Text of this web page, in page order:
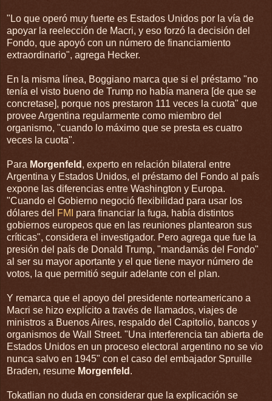
"Lo que operó muy fuerte es Estados Unidos por la vía de
apoyar la reelección de Macri, y eso forzó la decisión del
Fondo, que apoyó con un número de financiamiento
extraordinario", agrega Hecker.
En la misma línea, Boggiano marca que si el préstamo "no
tenía el visto bueno de Trump no había manera [de que se
concretase], porque nos prestaron 111 veces la cuota" que
provee Argentina regularmente como miembro del
organismo, "cuando lo máximo que se presta es cuatro
veces la cuota".
Para Morgenfeld , experto en relación bilateral entre
Argentina y Estados Unidos, el préstamo del Fondo al país
expone las diferencias entre Washington y Europa.
"Cuando el Gobierno negoció flexibilidad para usar los
dólares del FMI
para financiar la fuga, había distintos
gobiernos europeos que en las reuniones plantearon sus
críticas", considera el investigador. Pero agrega que fue la
presión del país de Donald Trump, "mandamás del Fondo"
al ser su mayor aportante y el que tiene mayor número de
votos, la que permitió seguir adelante con el plan.
Y remarca que el apoyo del presidente norteamericano a
Macri se hizo explícito a través de llamados, viajes de
ministros a Buenos Aires, respaldo del Capitolio, bancos y
organismos de Wall Street. "Una interferencia tan abierta de
Estados Unidos en un proceso electoral argentino no se vio
nunca salvo en 1945" con el caso del embajador Spruille
Braden, resume Morgenfeld .
Tokatlian no duda en considerar que la explicación se